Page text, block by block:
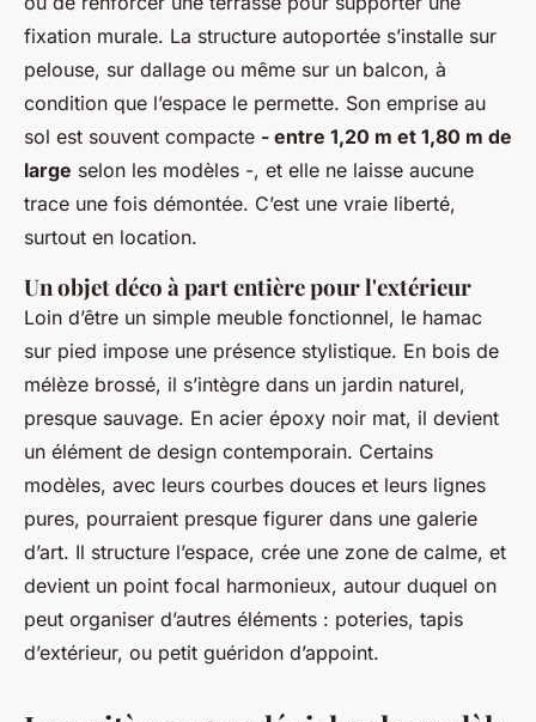
fixation murale. La structure autoportée s’installe sur
pelouse, sur dallage ou même sur un balcon, à
condition que l’espace le permette. Son emprise au
sol est souvent compacte - entre 1,20 m et 1,80 m de
large selon les modèles -, et elle ne laisse aucune
trace une fois démontée. C’est une vraie liberté,
surtout en location.
Un objet déco à part entière pour l'extérieur
Loin d’être un simple meuble fonctionnel, le hamac
sur pied impose une présence stylistique. En bois de
mélèze brossé, il s’intègre dans un jardin naturel,
presque sauvage. En acier époxy noir mat, il devient
un élément de design contemporain. Certains
modèles, avec leurs courbes douces et leurs lignes
pures, pourraient presque figurer dans une galerie
d’art. Il structure l’espace, crée une zone de calme, et
devient un point focal harmonieux, autour duquel on
peut organiser d’autres éléments : poteries, tapis
d’extérieur, ou petit guéridon d’appoint.